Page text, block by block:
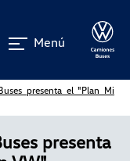
Menú
presenta el "Plan Mi
presenta